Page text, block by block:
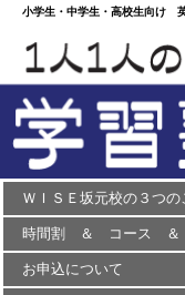
小学生・中学生・高校生向け
ＷＩＳＥ坂元校の３つの
時間割 ＆ コース
お申込について